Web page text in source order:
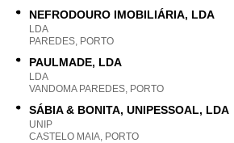
NEFRODOURO IMOBILIÁRIA, LDA
LDA
PAREDES, PORTO
PAULMADE, LDA
LDA
VANDOMA PAREDES, PORTO
SÁBIA & BONITA, UNIPESSOAL, LDA
UNIP
CASTELO MAIA, PORTO